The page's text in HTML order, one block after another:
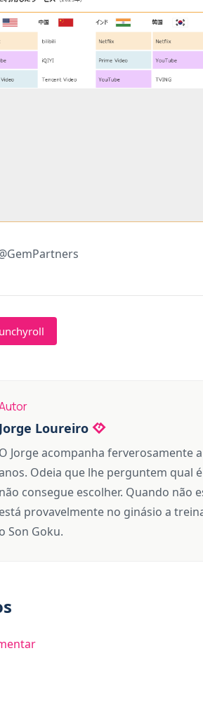
Jorge Loureiro
O Jorge acompanha ferverosamente
Odeia que lhe perguntem qual
não consegue escolher. Quando não
está provavelmente no ginásio a
o Son Goku.